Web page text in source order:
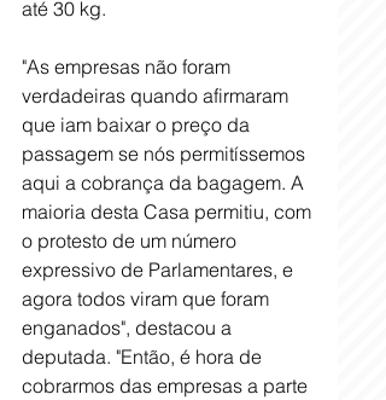
até 30 kg.
"As empresas não foram
verdadeiras quando afirmaram
que iam baixar o preço da
passagem se nós permitíssemos
aqui a cobrança da bagagem. A
maioria desta Casa permitiu, com
o protesto de um número
expressivo de Parlamentares, e
agora todos viram que foram
enganados", destacou a
deputada. "Então, é hora de
cobrarmos das empresas a parte